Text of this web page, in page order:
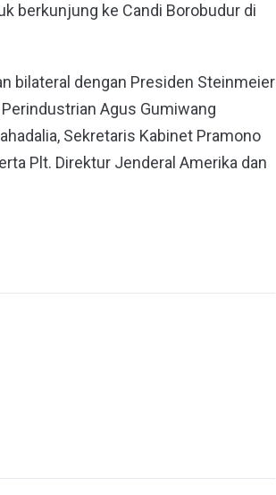
berkunjung ke Candi Borobudur di
bilateral dengan Presiden Steinmeier
Agus Gumiwang
Sekretaris Kabinet Pramono
Plt. Direktur Jenderal Amerika dan